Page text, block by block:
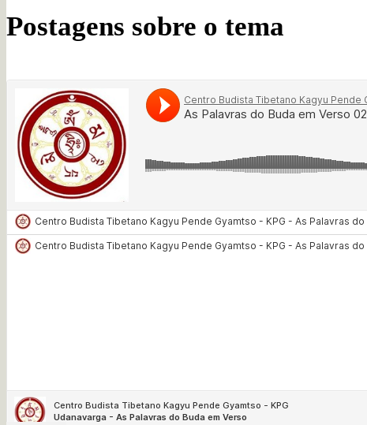
Postagens sobre o tema